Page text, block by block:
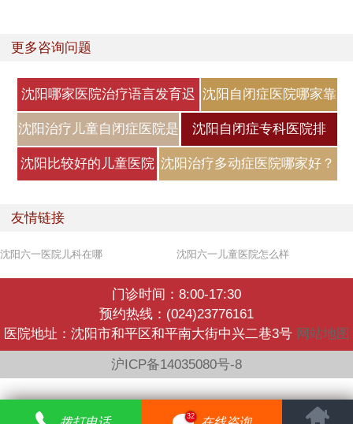
更多咨询问题
沈阳哪家医院治疗语言发育迟
缓好
沈阳自闭症医院哪家靠
谱？自闭症
沈阳治疗儿童自闭症医院是
哪家？
沈阳自闭症专科医院排
名，自闭症
沈阳比较好的儿童医院 沈阳治疗多动症医院哪家好？
友情链接
沈阳六一医院儿科在哪 沈阳六一儿童医院怎么样
门诊时间：8:00-17:30
预约热线：(024)23776161
医院地址：沈阳市和平区和平南大街中兴二巷3号 网站地图
沪ICP备14035080号-8